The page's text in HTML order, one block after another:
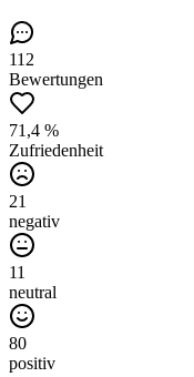
112
Bewertungen
71,4 %
Zufriedenheit
21
negativ
11
neutral
80
positiv